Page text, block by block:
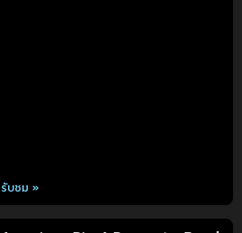
รับชม »